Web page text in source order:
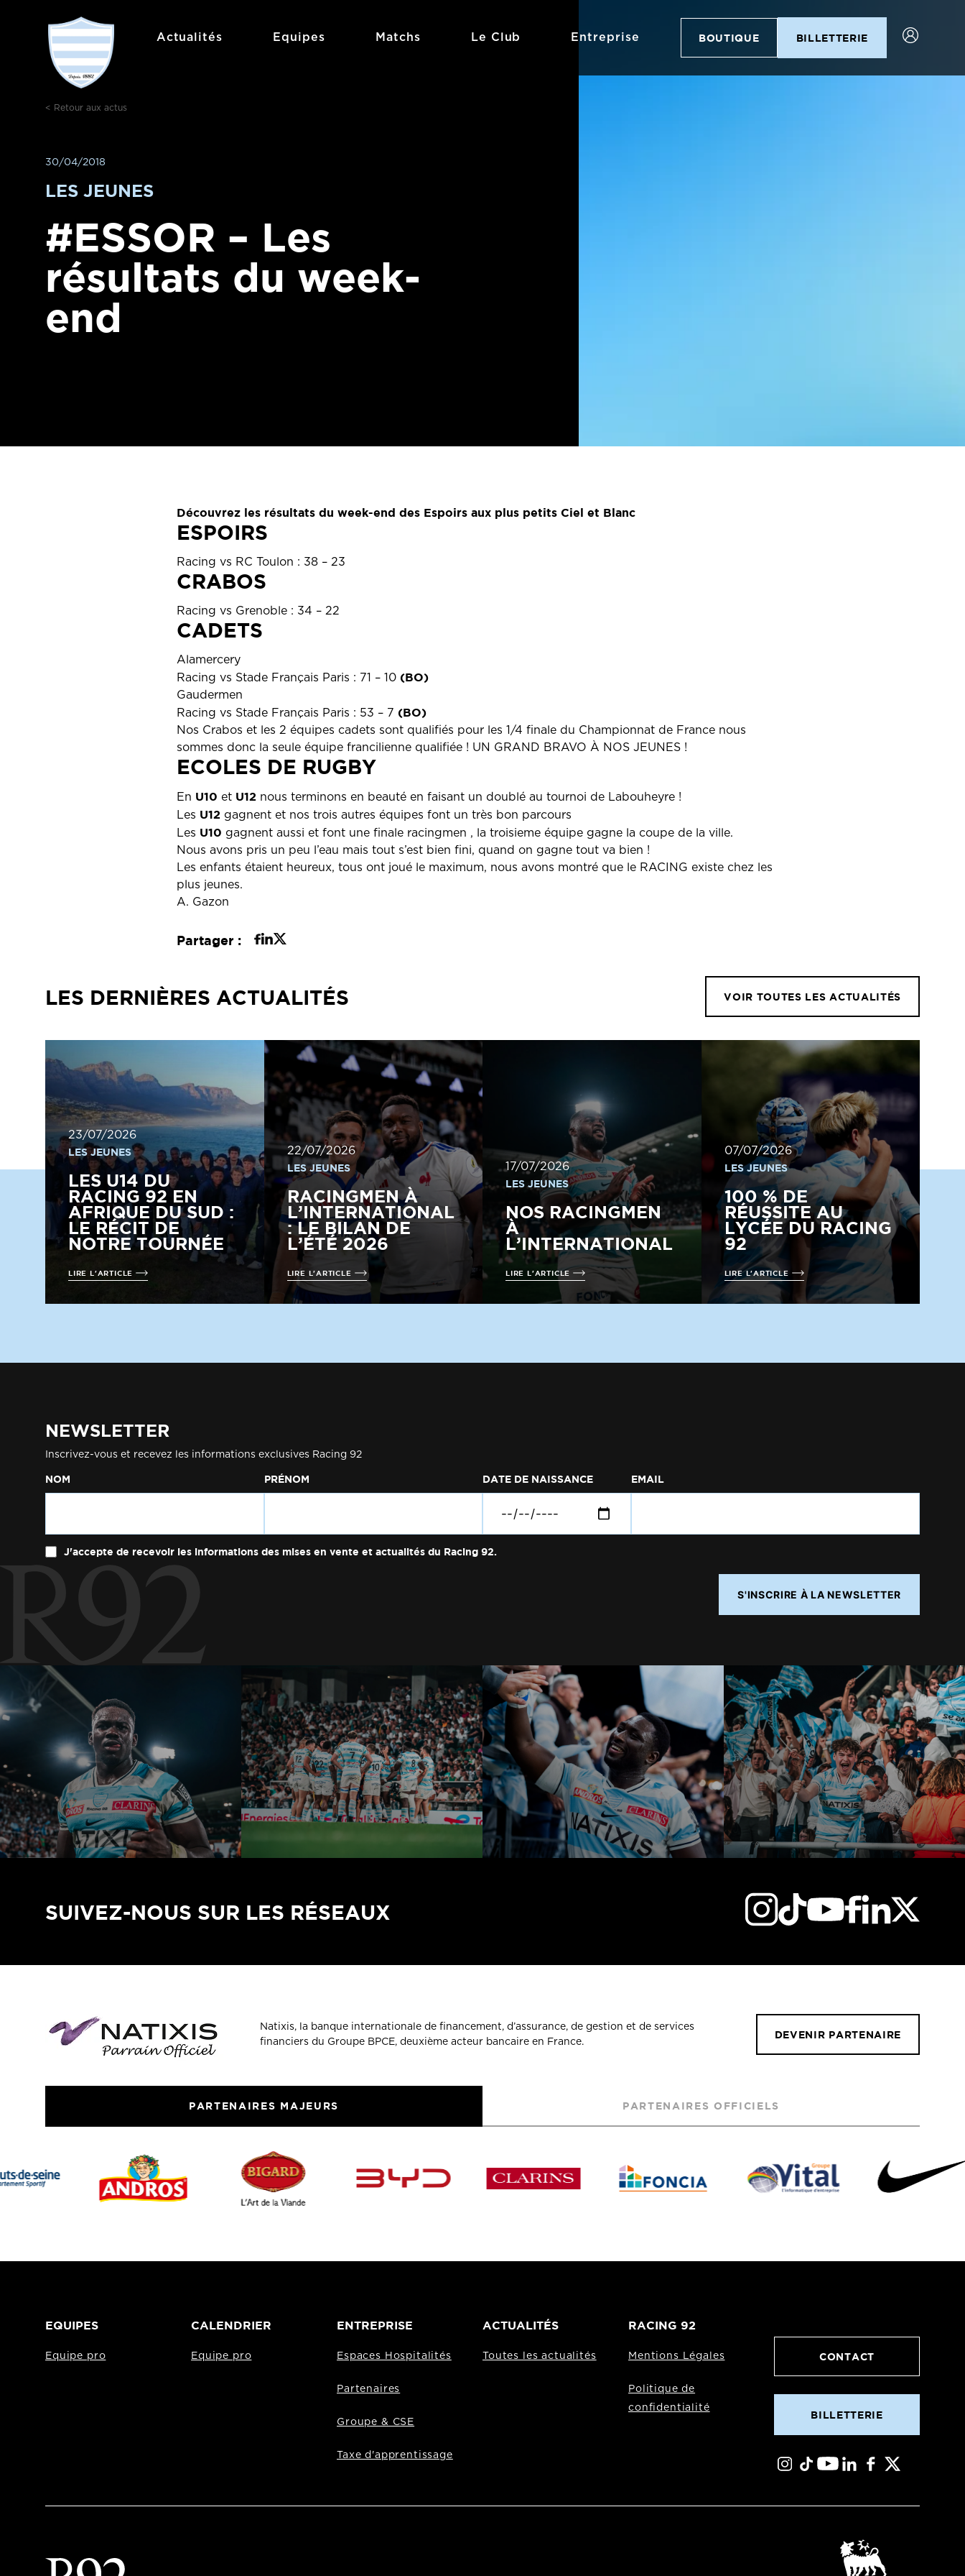
Actualités Equipes Matchs Le Club Entreprise BOUTIQUE BILLETTERIE
< Retour aux actus
30/04/2018
LES JEUNES
#ESSOR – Les
résultats du week-
end
Découvrez les résultats du week-end des Espoirs aux plus petits Ciel et Blanc
ESPOIRS
Racing vs RC Toulon : 38 – 23
CRABOS
Racing vs Grenoble : 34 – 22
CADETS
Alamercery
Racing vs Stade Français Paris : 71 – 10 (BO)
Gaudermen
Racing vs Stade Français Paris : 53 – 7 (BO)
Nos Crabos et les 2 équipes cadets sont qualifiés pour les 1/4 finale du Championnat de France nous
sommes donc la seule équipe francilienne qualifiée ! UN GRAND BRAVO À NOS JEUNES !
ECOLES DE RUGBY
En U10 et U12 nous terminons en beauté en faisant un doublé au tournoi de Labouheyre !
Les U12 gagnent et nos trois autres équipes font un très bon parcours
Les U10 gagnent aussi et font une finale racingmen , la troisieme équipe gagne la coupe de la ville.
Nous avons pris un peu l’eau mais tout s’est bien fini, quand on gagne tout va bien !
Les enfants étaient heureux, tous ont joué le maximum, nous avons montré que le RACING existe chez les
plus jeunes.
A. Gazon
Partager :
LES DERNIÈRES ACTUALITÉS VOIR TOUTES LES ACTUALITÉS
23/07/2026
LES JEUNES
LES U14 DU
RACING 92 EN
AFRIQUE DU SUD :
LE RÉCIT DE
NOTRE TOURNÉE
LIRE L'ARTICLE
22/07/2026
LES JEUNES
RACINGMEN À
L’INTERNATIONAL
: LE BILAN DE
L’ÉTÉ 2026
LIRE L'ARTICLE
17/07/2026
LES JEUNES
NOS RACINGMEN
À
L’INTERNATIONAL
LIRE L'ARTICLE
07/07/2026
LES JEUNES
100 % DE
RÉUSSITE AU
LYCÉE DU RACING
92
LIRE L'ARTICLE
NEWSLETTER
Inscrivez-vous et recevez les informations exclusives Racing 92
NOM PRÉNOM DATE DE NAISSANCE EMAIL
J'accepte de recevoir les informations des mises en vente et actualités du Racing 92.
S'INSCRIRE À LA NEWSLETTER
SUIVEZ-NOUS SUR LES RÉSEAUX
Natixis, la banque internationale de financement, d’assurance, de gestion et de services
financiers du Groupe BPCE, deuxième acteur bancaire en France.
DEVENIR PARTENAIRE
PARTENAIRES MAJEURS PARTENAIRES OFFICIELS
EQUIPES
Equipe pro
CALENDRIER
Equipe pro
ENTREPRISE
Espaces Hospitalités
Partenaires
Groupe & CSE
Taxe d'apprentissage
ACTUALITÉS
Toutes les actualités
RACING 92
Mentions Légales
Politique de
confidentialité
CONTACT
BILLETTERIE